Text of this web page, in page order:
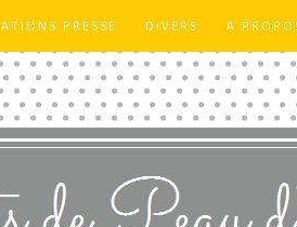
PRESSE DIVERS A